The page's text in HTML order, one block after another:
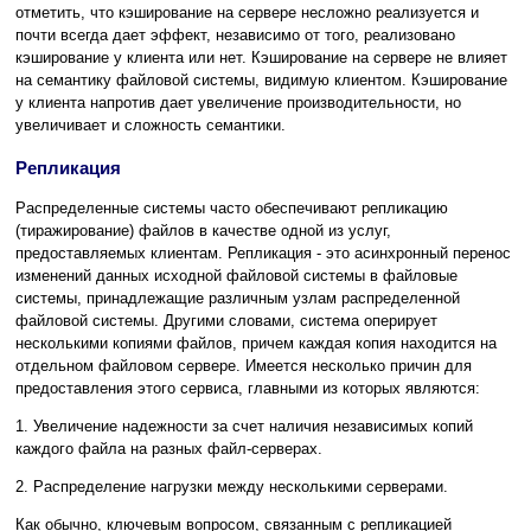
отметить, что кэширование на сервере несложно реализуется и
почти всегда дает эффект, независимо от того, реализовано
кэширование у клиента или нет. Кэширование на сервере не влияет
на семантику файловой системы, видимую клиентом. Кэширование
у клиента напротив дает увеличение производительности, но
увеличивает и сложность семантики.
Репликация
Распределенные системы часто обеспечивают репликацию
(тиражирование) файлов в качестве одной из услуг,
предоставляемых клиентам. Репликация - это асинхронный перенос
изменений данных исходной файловой системы в файловые
системы, принадлежащие различным узлам распределенной
файловой системы. Другими словами, система оперирует
несколькими копиями файлов, причем каждая копия находится на
отдельном файловом сервере. Имеется несколько причин для
предоставления этого сервиса, главными из которых являются:
1. Увеличение надежности за счет наличия независимых копий
каждого файла на разных файл-серверах.
2. Распределение нагрузки между несколькими серверами.
Как обычно, ключевым вопросом, связанным с репликацией